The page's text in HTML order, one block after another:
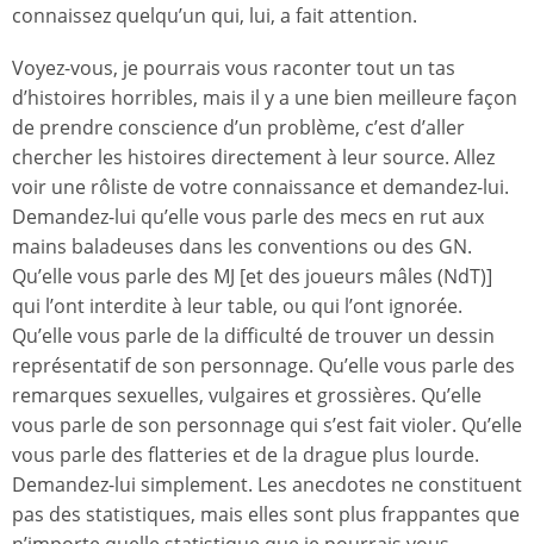
connaissez quelqu’un qui, lui, a fait attention.
Voyez-vous, je pourrais vous raconter tout un tas
d’histoires horribles, mais il y a une bien meilleure façon
de prendre conscience d’un problème, c’est d’aller
chercher les histoires directement à leur source. Allez
voir une rôliste de votre connaissance et demandez-lui.
Demandez-lui qu’elle vous parle des mecs en rut aux
mains baladeuses dans les conventions ou des GN.
Qu’elle vous parle des MJ [et des joueurs mâles (NdT)]
qui l’ont interdite à leur table, ou qui l’ont ignorée.
Qu’elle vous parle de la difficulté de trouver un dessin
représentatif de son personnage. Qu’elle vous parle des
remarques sexuelles, vulgaires et grossières. Qu’elle
vous parle de son personnage qui s’est fait violer. Qu’elle
vous parle des flatteries et de la drague plus lourde.
Demandez-lui simplement. Les anecdotes ne constituent
pas des statistiques, mais elles sont plus frappantes que